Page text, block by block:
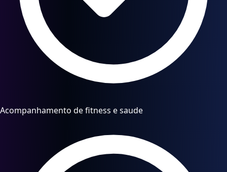
Acompanhamento de fitness e saude